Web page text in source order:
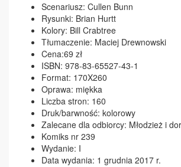
Scenariusz: Cullen Bunn
Rysunki: Brian Hurtt
Kolory: Bill Crabtree
Tłumaczenie: Maciej Drewnowski
Cena:69 zł
ISBN: 978-83-65527-43-1
Format: 170X260
Oprawa: miękka
Liczba stron: 160
Druk/barwność: kolorowy
Zalecane dla odbiorcy: Młodzież i
Komiks nr 239
Wydanie: I
Data wydania: 1 grudnia 2017 r.